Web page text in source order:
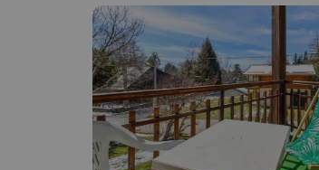
Oups, nous n'avons pas